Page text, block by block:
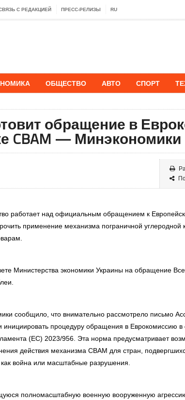
С РЕДАКЦИЕЙ ПРЕСС-РЕЛИЗЫ RU
ОБЩЕСТВО АВТО СПОРТ
обращение в
CBAM — Минэкономики
работает над официальным обращением к
применение механизма пограничной углеродной
Министерства экономики Украины на обращение
сообщило, что внимательно рассмотрело письмо
инициировать процедуру обращения в Еврокомиссию в
(ЕС) 2023/956. Эта норма предусматривает
действия механизма CBAM для стран,
как война или масштабные разрушения.
полномасштабную военную вооруженную